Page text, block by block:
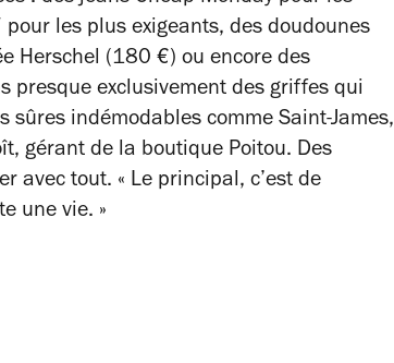
les plus exigeants, des doudounes
Herschel (180 €) ou encore des
presque exclusivement des griffes qui
sûres indémodables comme Saint-James,
gérant de la boutique Poitou. Des
avec tout. « Le principal, c’est de
une vie. »